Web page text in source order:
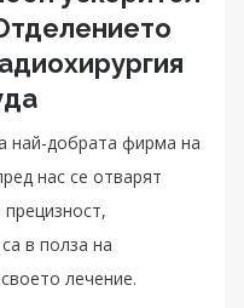
най-добрата фирма на
нас се отварят
в полза на
лечение.